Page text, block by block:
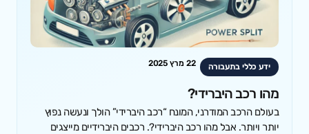
ידע כללי בתעבורה 22 מרץ 2025
מהו רכב היברידי?
בעולם הרכב המודרני, המונח “רכב היברידי” הולך ונעשה נפוץ
יותר ויותר. אבל מהו רכב היברידי?. רכבים היברידיים מייצגים